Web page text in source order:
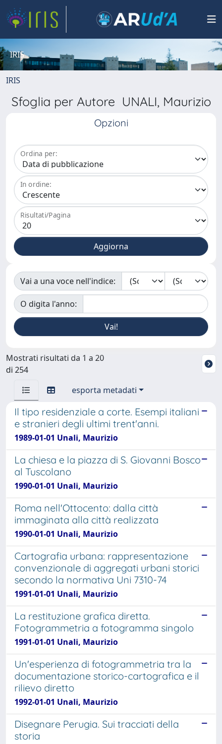
IRIS
IRIS
Sfoglia per Autore UNALI, Maurizio
Opzioni
Ordina per:
In ordine:
Risultati/Pagina
Vai a una voce nell'indice:
O digita l'anno:
Mostrati risultati da 1 a 20
di 254
esporta metadati
Il tipo residenziale a corte. Esempi italiani
e stranieri degli ultimi trent'anni.
1989-01-01 Unali, Maurizio
La chiesa e la piazza di S. Giovanni Bosco
al Tuscolano
1990-01-01 Unali, Maurizio
Roma nell'Ottocento: dalla città
immaginata alla città realizzata
1990-01-01 Unali, Maurizio
Cartografia urbana: rappresentazione
convenzionale di aggregati urbani storici
secondo la normativa Uni 7310-74
1991-01-01 Unali, Maurizio
La restituzione grafica diretta.
Fotogrammetria a fotogramma singolo
1991-01-01 Unali, Maurizio
Un'esperienza di fotogrammetria tra la
documentazione storico-cartografica e il
rilievo diretto
1992-01-01 Unali, Maurizio
Disegnare Perugia. Sui tracciati della
storia